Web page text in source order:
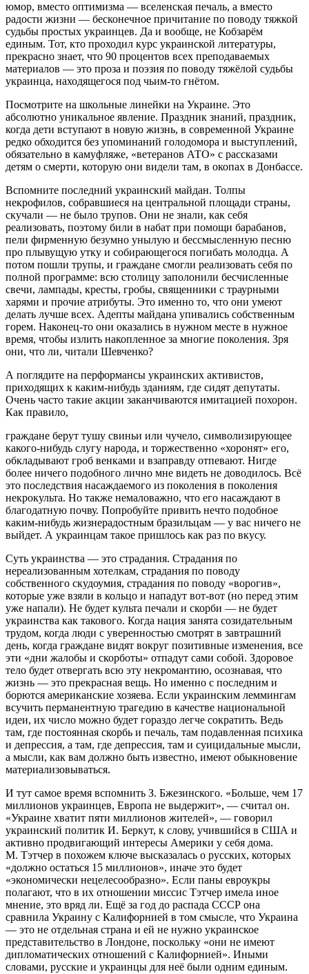
юмор, вместо оптимизма ― вселенская печаль, а вместо
радости жизни ― бесконечное причитание по поводу тяжкой
судьбы простых украинцев. Да и вообще, не Кобзарём
единым. Тот, кто проходил курс украинской литературы,
прекрасно знает, что 90 процентов всех преподаваемых
материалов ― это проза и поэзия по поводу тяжёлой судьбы
украинца, находящегося под чьим-то гнётом.
Посмотрите на школьные линейки на Украине. Это
абсолютно уникальное явление. Праздник знаний, праздник,
когда дети вступают в новую жизнь, в современной Украине
редко обходится без упоминаний голодомора и выступлений,
обязательно в камуфляже, «ветеранов АТО» с рассказами
детям о смерти, которую они видели там, в окопах в Донбассе.
Вспомните последний украинский майдан. Толпы
некрофилов, собравшиеся на центральной площади страны,
скучали ― не было трупов. Они не знали, как себя
реализовать, поэтому били в набат при помощи барабанов,
пели фирменную безумно унылую и бессмысленную песню
про плывущую утку и собирающегося погибать молодца. А
потом пошли трупы, и граждане смогли реализовать себя по
полной программе: всю столицу заполонили бесчисленные
свечи, лампады, кресты, гробы, священники с траурными
харями и прочие атрибуты. Это именно то, что они умеют
делать лучше всех. Адепты майдана упивались собственным
горем. Наконец-то они оказались в нужном месте в нужное
время, чтобы излить накопленное за многие поколения. Зря
они, что ли, читали Шевченко?
А поглядите на перформансы украинских активистов,
приходящих к каким-нибудь зданиям, где сидят депутаты.
Очень часто такие акции заканчиваются имитацией похорон.
Как правило,
граждане берут тушу свиньи или чучело, символизирующее
какого-нибудь слугу народа, и торжественно «хоронят» его,
обкладывают гроб венками и взаправду отпевают. Нигде
более ничего подобного лично мне видеть не доводилось. Всё
это последствия насаждаемого из поколения в поколения
некрокульта. Но также немаловажно, что его насаждают в
благодатную почву. Попробуйте привить нечто подобное
каким-нибудь жизнерадостным бразильцам ― у вас ничего не
выйдет. А украинцам такое пришлось как раз по вкусу.
Суть украинства ― это страдания. Страдания по
нереализованным хотелкам, страдания по поводу
собственного скудоумия, страдания по поводу «ворогив»,
которые уже взяли в кольцо и нападут вот-вот (но перед этим
уже напали). Не будет культа печали и скорби ― не будет
украинства как такового. Когда нация занята созидательным
трудом, когда люди с уверенностью смотрят в завтрашний
день, когда граждане видят вокруг позитивные изменения, все
эти «дни жалобы и скорботы» отпадут сами собой. Здоровое
тело будет отвергать всю эту некромантию, осознавая, что
жизнь ― это прекрасная вещь. Но именно с последним и
борются американские хозяева. Если украинским леммингам
всучить перманентную трагедию в качестве национальной
идеи, их число можно будет гораздо легче сократить. Ведь
там, где постоянная скорбь и печаль, там подавленная психика
и депрессия, а там, где депрессия, там и суицидальные мысли,
а мысли, как вам должно быть известно, имеют обыкновение
материализовываться.
И тут самое время вспомнить З. Бжезинского. «Больше, чем 17
миллионов украинцев, Европа не выдержит», ― считал он.
«Украине хватит пяти миллионов жителей», ― говорил
украинский политик И. Беркут, к слову, учившийся в США и
активно продвигающий интересы Америки у себя дома.
М. Тэтчер в похожем ключе высказалась о русских, которых
«должно остаться 15 миллионов», иначе это будет
«экономически нецелесообразно». Если паны евроукры
полагают, что в их отношении миссис Тэтчер имела иное
мнение, это вряд ли. Ещё за год до распада СССР она
сравнила Украину с Калифорнией в том смысле, что Украина
― это не отдельная страна и ей не нужно украинское
представительство в Лондоне, поскольку «они не имеют
дипломатических отношений с Калифорнией». Иными
словами, русские и украинцы для неё были одним единым.